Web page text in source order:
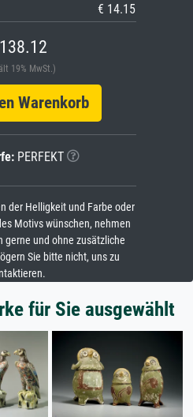
€ 14.15
19% MwSt.)
Warenkorb
PERFEKT
der Helligkeit und Farbe oder
Motivs wünschen, nehmen
gerne und ohne zusätzliche
Sie bitte nicht, uns zu
für Sie ausgewählt